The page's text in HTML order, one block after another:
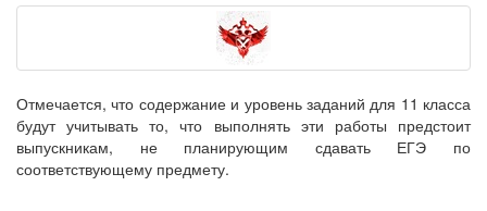
Отмечается, что содержание и уровень заданий для 11 класса
будут учитывать то, что выполнять эти работы предстоит
выпускникам, не планирующим сдавать ЕГЭ по
соответствующему предмету.